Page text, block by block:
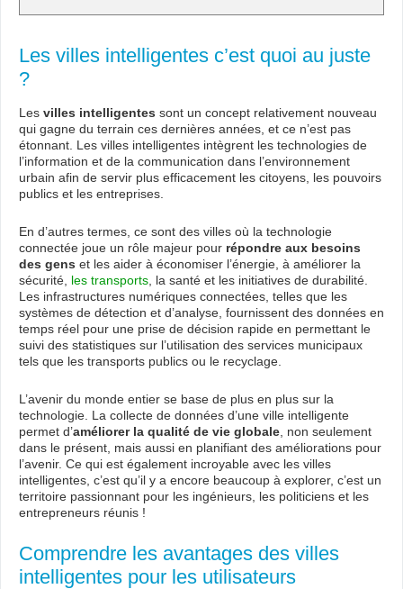
Les villes intelligentes c’est quoi au juste
?
Les villes intelligentes sont un concept relativement nouveau
qui gagne du terrain ces dernières années, et ce n’est pas
étonnant. Les villes intelligentes intègrent les technologies de
l’information et de la communication dans l’environnement
urbain afin de servir plus efficacement les citoyens, les pouvoirs
publics et les entreprises.
En d’autres termes, ce sont des villes où la technologie
connectée joue un rôle majeur pour répondre aux besoins
des gens et les aider à économiser l’énergie, à améliorer la
sécurité, les transports , la santé et les initiatives de durabilité.
Les infrastructures numériques connectées, telles que les
systèmes de détection et d’analyse, fournissent des données en
temps réel pour une prise de décision rapide en permettant le
suivi des statistiques sur l’utilisation des services municipaux
tels que les transports publics ou le recyclage.
L’avenir du monde entier se base de plus en plus sur la
technologie. La collecte de données d’une ville intelligente
permet d’améliorer la qualité de vie globale , non seulement
dans le présent, mais aussi en planifiant des améliorations pour
l’avenir. Ce qui est également incroyable avec les villes
intelligentes, c’est qu’il y a encore beaucoup à explorer, c’est un
territoire passionnant pour les ingénieurs, les politiciens et les
entrepreneurs réunis !
Comprendre les avantages des villes
intelligentes pour les utilisateurs